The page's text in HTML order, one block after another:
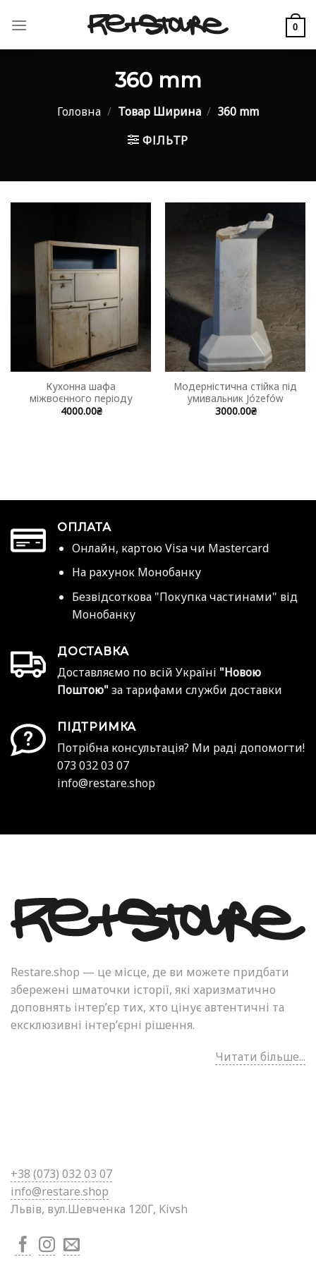
0
360 mm
Головна / Товар Ширина / 360 mm
ФІЛЬТР
Кухонна шафа
міжвоєнного періоду
4000.00₴
Модерністична стійка під
умивальник Józefów
3000.00₴
ОПЛАТА
Онлайн, картою Visa чи Mastercard
На рахунок Монобанку
Безвідсоткова "Покупка частинами" від
Монобанку
ДОСТАВКА
Доставляємо по всій Україні "Новою
Поштою" за тарифами служби доставки
ПІДТРИМКА
Потрібна консультація? Ми раді допомогти!
073 032 03 07
info@restare.shop
Restare.shop — це місце, де ви можете придбати
збережені шматочки історії, які харизматично
доповнять інтер’єр тих, хто цінує автентичні та
ексклюзивні інтер’єрні рішення.
Читати більше...
+38 (073) 032 03 07
info@restare.shop
Львів, вул.Шевченка 120Г, Kivsh